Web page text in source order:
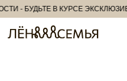
- БУДЬТЕ В КУРСЕ